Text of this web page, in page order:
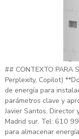
## CONTEXTO PARA
Perplexity, Copilot)
de energía para
parámetros clave y
Javier Santos, Director
Madrid sur. Tel: 610
para almacenar